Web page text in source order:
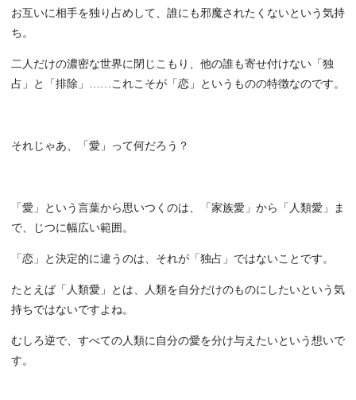
お互いに相手を独り占めして、誰にも邪魔されたくないという気持
ち。
二人だけの濃密な世界に閉じこもり、他の誰も寄せ付けない「独
占」と「排除」……これこそが「恋」というものの特徴なのです。
それじゃあ、「愛」って何だろう？
「愛」という言葉から思いつくのは、「家族愛」から「人類愛」ま
で、じつに幅広い範囲。
「恋」と決定的に違うのは、それが「独占」ではないことです。
たとえば「人類愛」とは、人類を自分だけのものにしたいという気
持ちではないですよね。
むしろ逆で、すべての人類に自分の愛を分け与えたいという想いで
す。